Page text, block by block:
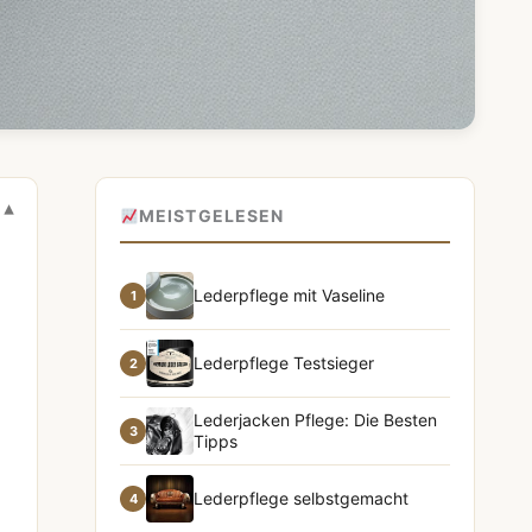
MEISTGELESEN
1 Lederpflege mit Vaseline
2 Lederpflege Testsieger
3
Lederjacken Pflege: Die Besten
Tipps
4 Lederpflege selbstgemacht